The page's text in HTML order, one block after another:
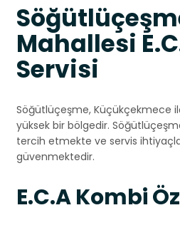
Mahallesi
Servisi
Söğütlüçeşme, Küçükçekmece
yüksek bir bölgedir.
tercih etmekte ve servis
güvenmektedir.
E.C.A Kombi